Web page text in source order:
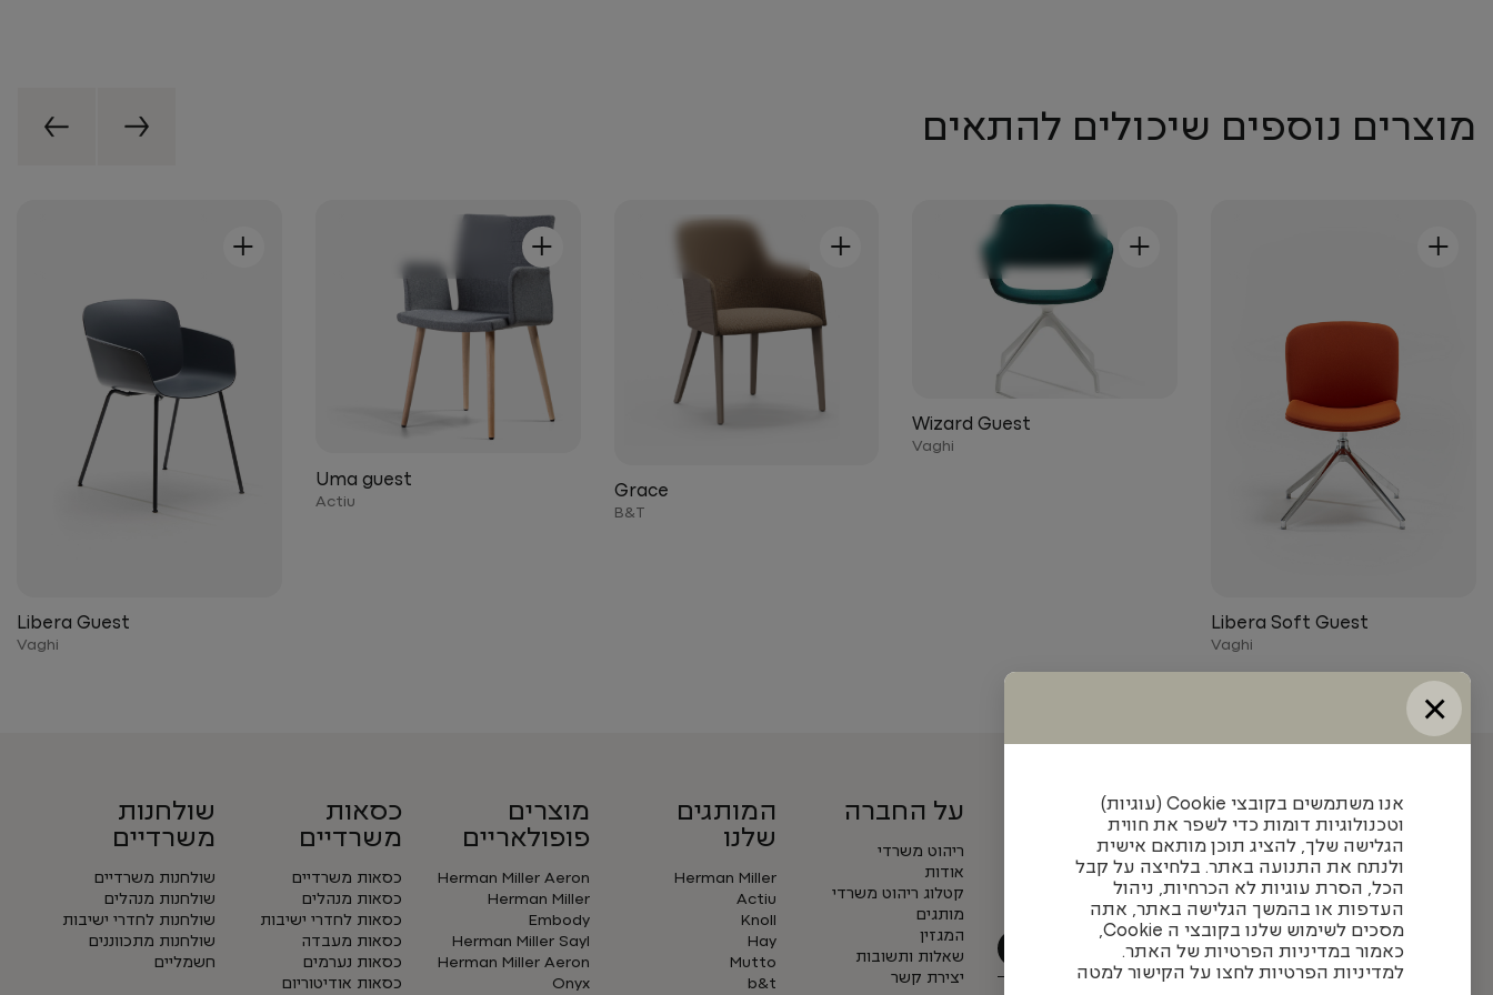
מוצרים נוספים שיכולים להתאים
+
Libera Soft Guest
Vaghi
+
Wizard Guest
Vaghi
+
Grace
B&T
+
Uma guest
Actiu
+
Libera Guest
Vaghi
עדכונים והשראה מאיתנו
הצטרפו לניוזלטר שלנו כדי להתעדכן בעיצובים חדשים,
פרויקטים מעניינים ומגמות בתחום
על החברה
ריהוט משרדי
אודות
קטלוג ריהוט משרדי
מותגים
המגזין
שאלות ותשובות
יצירת קשר
המותגים
שלנו
Herman Miller
Actiu
Knoll
Hay
Mutto
b&t
מוצרים
פופולאריים
Herman Miller Aeron
Herman Miller
Embody
Herman Miller Sayl
Herman Miller Aeron
Onyx
כסאות
משרדיים
כסאות משרדיים
כסאות מנהלים
כסאות לחדרי ישיבות
כסאות מעבדה
כסאות נערמים
כסאות אודיטוריום
שולחנות
משרדיים
שולחנות משרדיים
שולחנות מנהלים
שולחנות לחדרי ישיבות
שולחנות מתכווננים
חשמליים
×
אנו משתמשים בקובצי Cookie (עוגיות)
וטכנולוגיות דומות כדי לשפר את חווית
הגלישה שלך, להציג תוכן מותאם אישית
ולנתח את התנועה באתר. בלחיצה על קבל
הכל, הסרת עוגיות לא הכרחיות, ניהול
העדפות או בהמשך הגלישה באתר, אתה
מסכים לשימוש שלנו בקובצי ה Cookie,
כאמור במדיניות הפרטיות של האתר.
למדיניות הפרטיות לחצו על הקישור למטה